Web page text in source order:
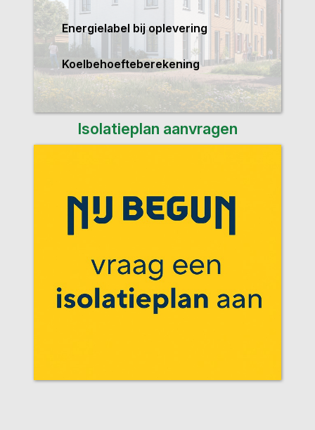
Energielabel bij oplevering
Koelbehoefteberekening
Isolatieplan aanvragen